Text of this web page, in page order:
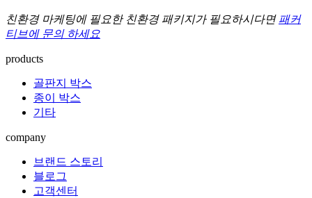
친환경 마케팅에 필요한 친환경 패키지가 필요하시다면 패커
티브에 문의 하세요
products
골판지 박스
종이 박스
기타
company
브랜드 스토리
블로그
고객센터